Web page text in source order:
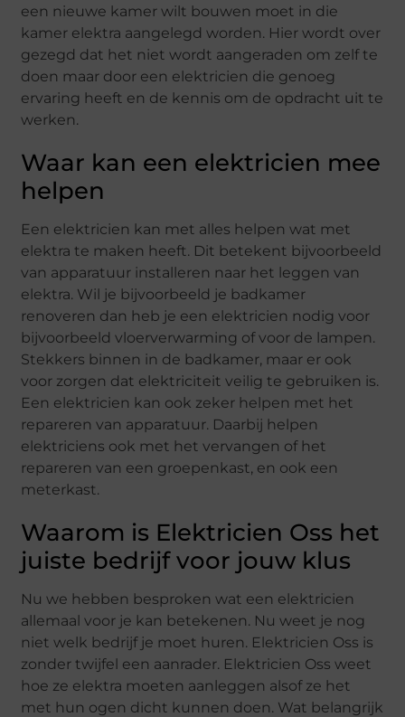
een nieuwe kamer wilt bouwen moet in die
kamer elektra aangelegd worden. Hier wordt over
gezegd dat het niet wordt aangeraden om zelf te
doen maar door een elektricien die genoeg
ervaring heeft en de kennis om de opdracht uit te
werken.
Waar kan een elektricien mee
helpen
Een elektricien kan met alles helpen wat met
elektra te maken heeft. Dit betekent bijvoorbeeld
van apparatuur installeren naar het leggen van
elektra. Wil je bijvoorbeeld je badkamer
renoveren dan heb je een elektricien nodig voor
bijvoorbeeld vloerverwarming of voor de lampen.
Stekkers binnen in de badkamer, maar er ook
voor zorgen dat elektriciteit veilig te gebruiken is.
Een elektricien kan ook zeker helpen met het
repareren van apparatuur. Daarbij helpen
elektriciens ook met het vervangen of het
repareren van een groepenkast, en ook een
meterkast.
Waarom is Elektricien Oss het
juiste bedrijf voor jouw klus
Nu we hebben besproken wat een elektricien
allemaal voor je kan betekenen. Nu weet je nog
niet welk bedrijf je moet huren. Elektricien Oss is
zonder twijfel een aanrader. Elektricien Oss weet
hoe ze elektra moeten aanleggen alsof ze het
met hun ogen dicht kunnen doen. Wat belangrijk